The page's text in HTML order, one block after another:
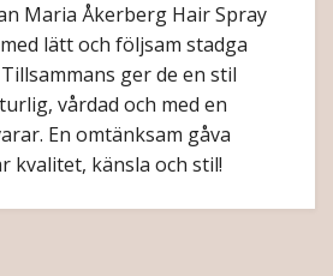
Maria Åkerberg Hair Spray
lätt och följsam stadga
ger de en stil
vårdad och med en
En omtänksam gåva
kvalitet, känsla och stil!